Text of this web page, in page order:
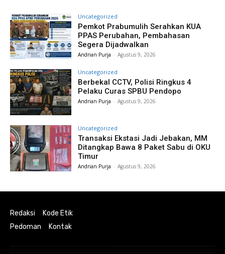
Uncategorized
Pemkot Prabumulih Serahkan KUA
PPAS Perubahan, Pembahasan
Segera Dijadwalkan
Andrian Purja - Agustus 9, 2026
Uncategorized
Berbekal CCTV, Polisi Ringkus 4
Pelaku Curas SPBU Pendopo
Andrian Purja - Agustus 9, 2026
Uncategorized
Transaksi Ekstasi Jadi Jebakan, MM
Ditangkap Bawa 8 Paket Sabu di OKU
Timur
Andrian Purja - Agustus 9, 2026
Redaksi
Kode Etik
Pedoman
Kontak